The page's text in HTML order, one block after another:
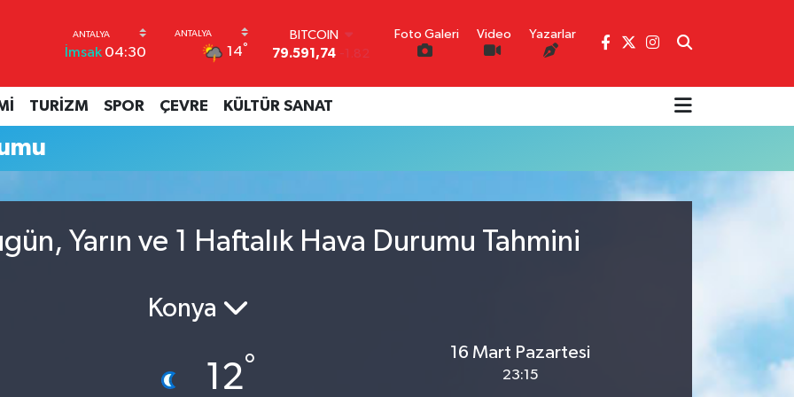
İmsak04:30 14°
BITCOIN
79.591,74 -1.82
45,43620 0.02
EURO
53,38690 0.19
6862,09000 0.19
14.598,00 0
Foto Galeri Video Yazarlar
TURİZM SPOR ÇEVRE KÜLTÜR SANAT
Yarın ve 1 Haftalık Hava Durumu Tahmini
Konya
12°
16 Mart Pazartesi
23:15